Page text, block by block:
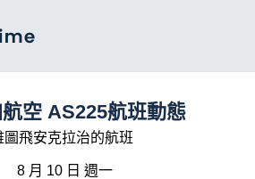
空 AS225航班動態
圖飛安克拉治的航班
8 月 10 日 週一